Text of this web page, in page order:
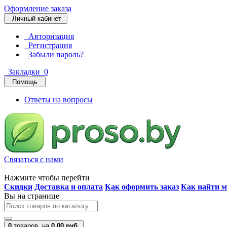
Оформление заказа
Личный кабинет
Авторизация
Регистрация
Забыли пароль?
Закладки 0
Помощь
Ответы на вопросы
Связаться с нами
Нажмите чтобы перейти
Скидки Доставка и оплата Как оформить заказ Как найти
Вы на странице